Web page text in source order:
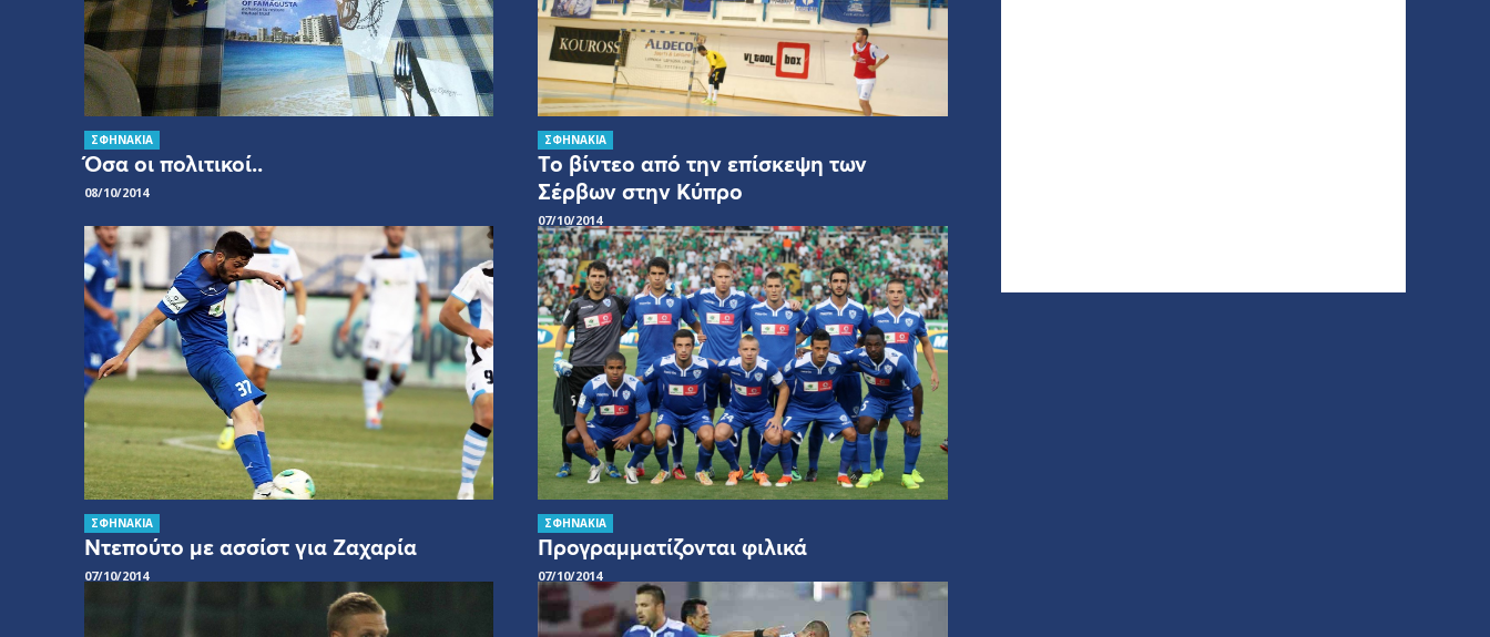
ΣΦΗΝΑΚΙΑ
Όσα οι πολιτικοί..
08/10/2014
ΣΦΗΝΑΚΙΑ
Το βίντεο από την επίσκεψη των
Σέρβων στην Κύπρο
07/10/2014
ΣΦΗΝΑΚΙΑ
Ντεπούτο με ασσίστ για Ζαχαρία
07/10/2014
ΣΦΗΝΑΚΙΑ
Προγραμματίζονται φιλικά
07/10/2014